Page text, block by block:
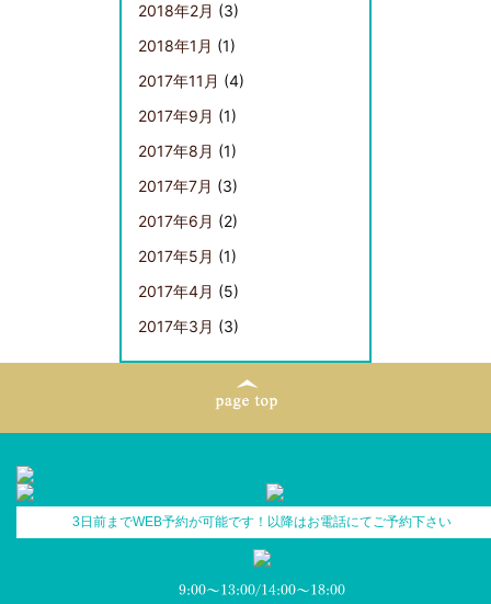
2018年2月 (3)
2018年1月 (1)
2017年11月 (4)
2017年9月 (1)
2017年8月 (1)
2017年7月 (3)
2017年6月 (2)
2017年5月 (1)
2017年4月 (5)
2017年3月 (3)
3日前までWEB予約が可能です！以降はお電話にてご予約下さい
9:00～13:00/14:00～18:00